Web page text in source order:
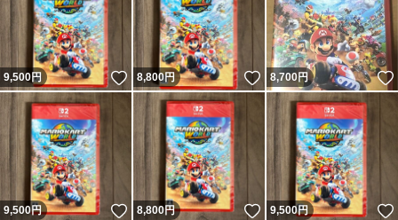
9,500円 いいね！
8,800円 いいね！
8,700円
9,500円 いいね！
8,800円 いいね！
9,500円